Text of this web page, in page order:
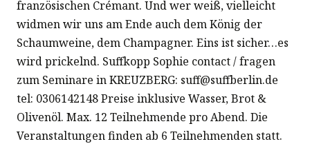
französischen Crémant. Und wer weiß, vielleicht
widmen wir uns am Ende auch dem König der
Schaumweine, dem Champagner. Eins ist sicher…es
wird prickelnd. Suffkopp Sophie contact / fragen
zum Seminare in KREUZBERG: suff@suffberlin.de
tel: 0306142148 Preise inklusive Wasser, Brot &
Olivenöl. Max. 12 Teilnehmende pro Abend. Die
Veranstaltungen finden ab 6 Teilnehmenden statt.